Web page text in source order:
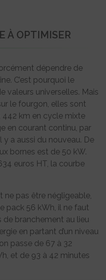
À OPTIMISER
dépendre de
C’est pourquoi le
valeurs universelles. Mais
le fourgon, elles sont
442 km en cycle mixte
en courant continu, par
a aussi du nouveau. De
bornes est de 50 kW.
euros HT, la courbe
ne pas être négligeable,
pack 56 kWh, il ne faut
de branchement au lieu
en partant d’un niveau
passe de 67 à 32
et de 93 à 42 minutes